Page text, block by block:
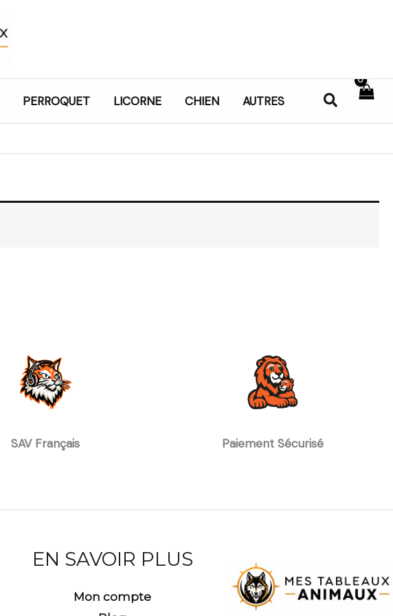
PERROQUET LICORNE CHIEN AUTRES
SAV Français Paiement Sécurisé
EN SAVOIR PLUS
Mon compte